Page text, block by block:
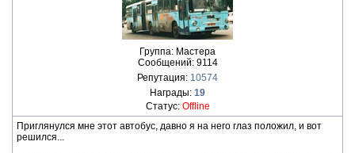
Группа: Мастера
Сообщений: 9114
Репутация: 10574
Награды: 19
Статус: Offline
Приглянулся мне этот автобус, давно я на него глаз положил, и вот
решился...